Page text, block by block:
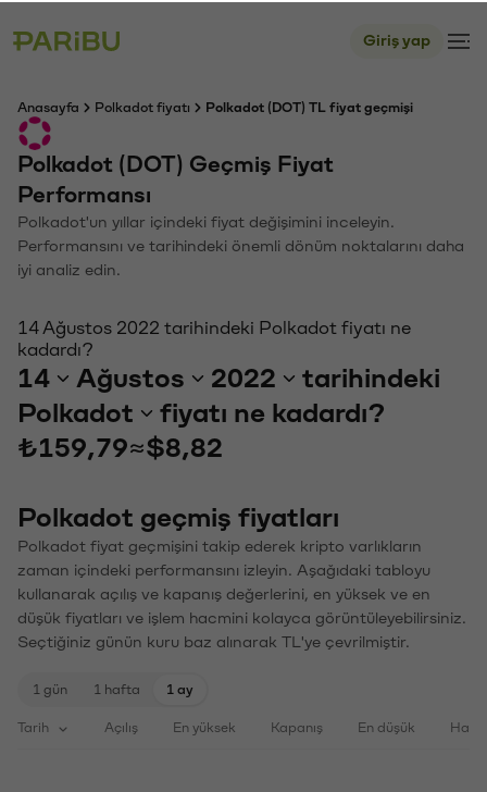
Giriş yap
Anasayfa Polkadot fiyatı Polkadot (DOT) TL fiyat geçmişi
Polkadot (DOT) Geçmiş Fiyat
Performansı
Polkadot'un yıllar içindeki fiyat değişimini inceleyin.
Performansını ve tarihindeki önemli dönüm noktalarını daha
iyi analiz edin.
14 Ağustos 2022 tarihindeki Polkadot fiyatı ne
kadardı?
14 Ağustos 2022
tarihindeki
Polkadot
fiyatı ne kadardı?
₺159,79≈$8,82
Polkadot geçmiş fiyatları
Polkadot fiyat geçmişini takip ederek kripto varlıkların
zaman içindeki performansını izleyin. Aşağıdaki tabloyu
kullanarak açılış ve kapanış değerlerini, en yüksek ve en
düşük fiyatları ve işlem hacmini kolayca görüntüleyebilirsiniz.
Seçtiğiniz günün kuru baz alınarak TL'ye çevrilmiştir.
1 gün 1 hafta 1 ay
Tarih Açılış En yüksek Kapanış En düşük